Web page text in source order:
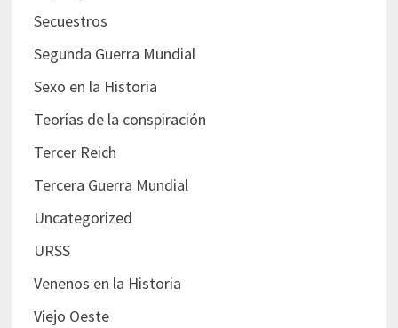
Secuestros
Segunda Guerra Mundial
Sexo en la Historia
Teorías de la conspiración
Tercer Reich
Tercera Guerra Mundial
Uncategorized
URSS
Venenos en la Historia
Viejo Oeste